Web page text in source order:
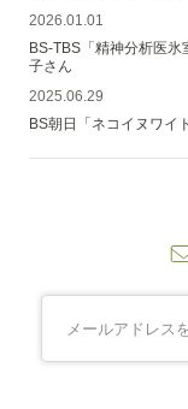
2026.01.01
BS-TBS「精神分析医
子さん
2025.06.29
BS朝日「ネコイヌワイ